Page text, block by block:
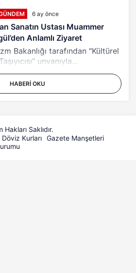
6 ay önce
Sanatın Ustası Muammer
Anlamlı Ziyaret
Bakanlığı tarafından “Kültürel
unvanıyla...
HABERI OKU
Saklıdır.
Döviz Kurları Gazete Manşetleri